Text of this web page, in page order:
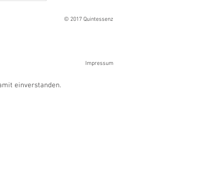
© 2017 Quintessenz
Impressum
einverstanden.